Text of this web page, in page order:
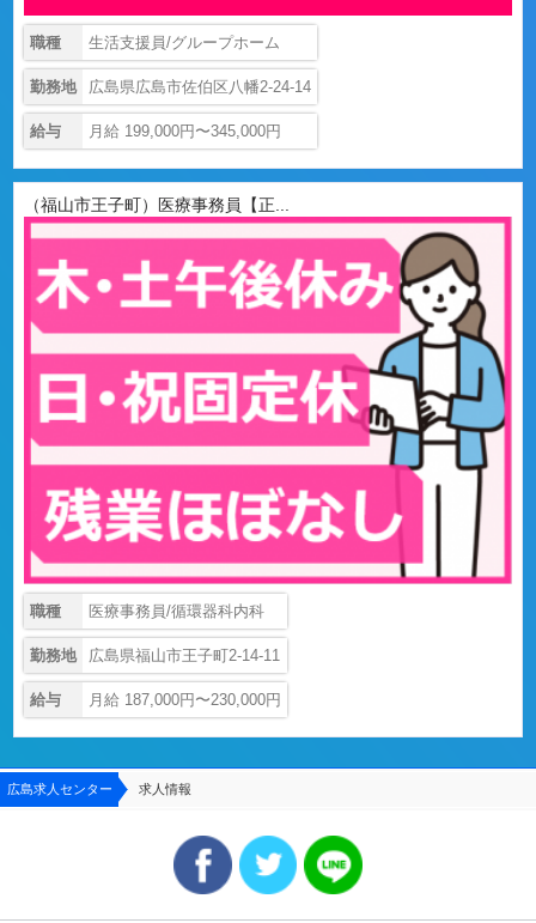
職種 生活支援員/グループホーム
勤務地 広島県広島市佐伯区八幡2-24-14
給与 月給 199,000円〜345,000円
（福山市王子町）医療事務員【正...
職種 医療事務員/循環器科内科
勤務地 広島県福山市王子町2-14-11
給与 月給 187,000円〜230,000円
広島求人センター 求人情報